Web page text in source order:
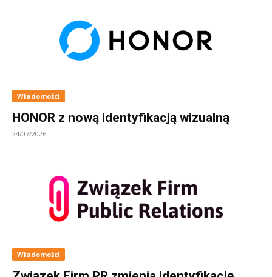
Wiadomości
HONOR z nową identyfikacją wizualną
24/07/2026
Wiadomości